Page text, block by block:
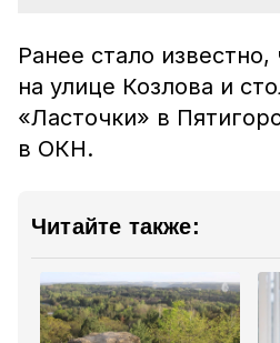
Ранее стало известно,
на улице Козлова и
«Ласточки» в
в ОКН.
Читайте также: